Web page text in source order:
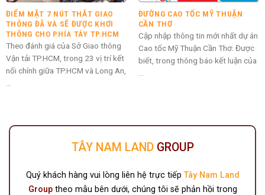
ĐIỂM MẶT 7 NÚT THẮT GIAO
THÔNG ĐÃ VÀ SẼ ĐƯỢC KHƠI
THÔNG CHO PHÍA TÂY TP.HCM
Theo đánh giá của Sở Giao thông
Vận tải TP.HCM, trong 23 vị trí kết
nối chính giữa TP.HCM và Long An,
...
ĐƯỜNG CAO TỐC MỸ THUẬN
CẦN THƠ
Cập nhập thông tin mới nhất dự án
Cao tốc Mỹ Thuận Cần Thơ: Được
biết, trong thông báo kết luận của
...
TÂY NAM LAND GROUP
Quý khách hàng vui lòng liên hệ trực tiếpTây Nam Land
Grouptheo mẫu bên dưới, chúng tôi sẽ phản hồi trong